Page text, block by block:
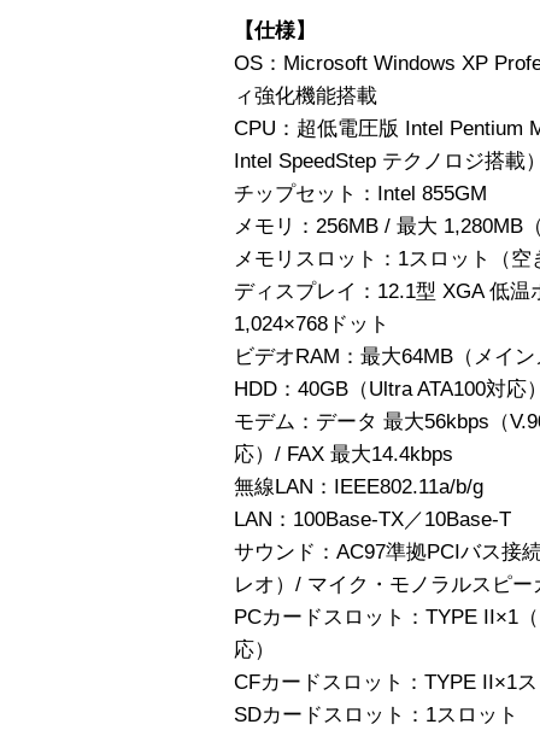
【仕様】
OS：Microsoft Windows XP
ィ強化機能搭載
CPU：超低電圧版 Intel Pentium
Intel SpeedStep テクノロジ搭載
チップセット：Intel 855GM
メモリ：256MB / 最大 1,280MB
メモリスロット：1スロット（空
ディスプレイ：12.1型 XGA 低
1,024×768ドット
ビデオRAM：最大64MB（メイ
HDD：40GB（Ultra ATA100対応
モデム：データ 最大56kbps（
応）/ FAX 最大14.4kbps
無線LAN：IEEE802.11a/b/g
LAN：100Base-TX／10Base-T
サウンド：AC97準拠PCIバス接
レオ）/ マイク・モノラルスピー
PCカードスロット：TYPE II×1
応）
CFカードスロット：TYPE II×1
SDカードスロット：1スロット